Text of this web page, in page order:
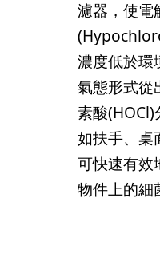
濾器，使電
濃度低於
氣態形式從
素酸(HOCl)
如扶手、桌
可快速有效
物件上的細